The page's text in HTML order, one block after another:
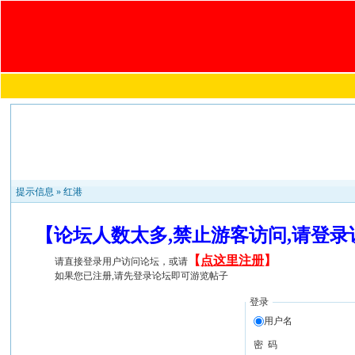
提示信息 »红港
【论坛人数太多,禁止游客访问,请登
请直接登录用户访问论坛，或请 【 点这里注册】
如果您已注册,请先登录论坛即可游览帖子
登录
用户名
密 码